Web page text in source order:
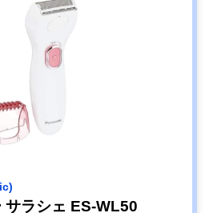
サラシェ ES-WL50